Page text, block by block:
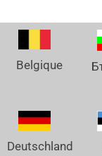
Belgique
Deutschland